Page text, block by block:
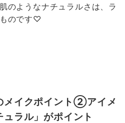
のようなナチュラルさは、ラ
のです♡
メイクポイント②アイメ
ラル」がポイント